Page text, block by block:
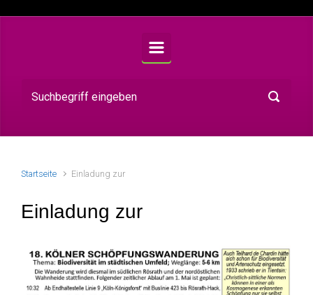
Startseite Einladung zur
Einladung zur